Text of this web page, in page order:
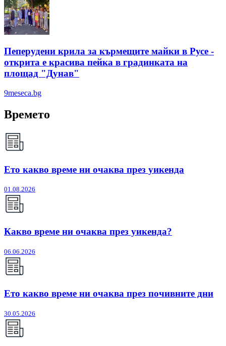
Пеперудени крила за кърмещите майки в Русе -
открита е красива пейка в градинката на
площад "Дунав"
9meseca.bg
Времето
Ето какво време ни очаква през уикенда
01.08.2026
Какво време ни очаква през уикенда?
06.06.2026
Ето какво време ни очаква през почивните дни
30.05.2026